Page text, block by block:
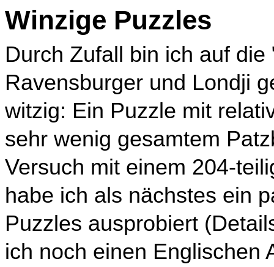
Winzige Puzzles
Durch Zufall bin ich auf
Ravensburger und Londji
witzig: Ein Puzzle mit
sehr wenig gesamtem
Versuch mit einem 204-
habe ich als nächstes ein
Puzzles ausprobiert
ich noch einen Englischen